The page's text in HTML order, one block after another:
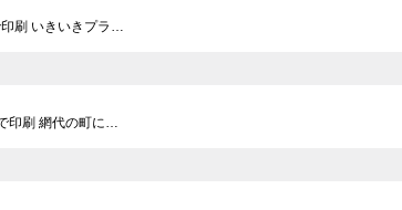
刷 いきいきプラ…
印刷 網代の町に…